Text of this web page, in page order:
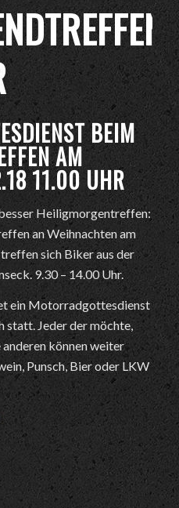
BEIM
AM
11.00 UHR
Heiligmorgentreffen:
an Weihnachten am
sich Biker aus der
9.30 – 14.00 Uhr.
ein Motorradgottesdienst
statt. Jeder der möchte,
können weiter
Punsch, Bier oder LKW